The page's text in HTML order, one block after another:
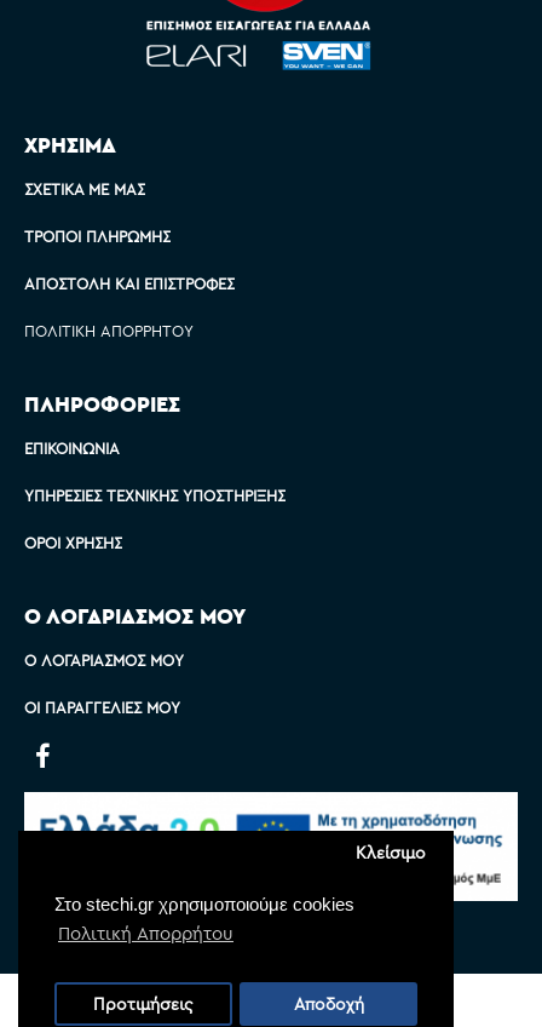
Στο stechi.gr χρησιμοποιούμε cookies
Πολιτική Απορρήτου
Κλείσιμο
Προτιμήσεις Αποδοχή
ΧΡΗΣΙΜΑ
ΣΧΕΤΙΚΆ ΜΕ ΜΑΣ
ΤΡΌΠΟΙ ΠΛΗΡΩΜΉΣ
ΑΠΟΣΤΟΛΉ ΚΑΙ ΕΠΙΣΤΡΟΦΈΣ
ΠΟΛΙΤΙΚΉ ΑΠΟΡΡΉΤΟΥ
ΠΛΗΡΟΦΟΡΙΕΣ
ΕΠΙΚΟΙΝΩΝΊΑ
ΥΠΗΡΕΣΊΕΣ ΤΕΧΝΙΚΉΣ ΥΠΟΣΤΉΡΙΞΗΣ
ΌΡΟΙ ΧΡΉΣΗΣ
Ο ΛΟΓΑΡΙΑΣΜΟΣ ΜΟΥ
Ο ΛΟΓΑΡΙΑΣΜΌΣ ΜΟΥ
ΟΙ ΠΑΡΑΓΓΕΛΊΕΣ ΜΟΥ
Copyright © 2022 Stechi, All Rights Reserved
Powered by
Monoware Web